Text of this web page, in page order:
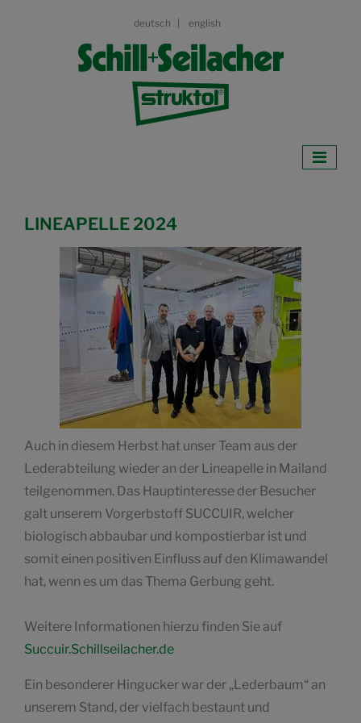
deutsch english
LINEAPELLE 2024
Auch in diesem Herbst hat unser Team aus der
Lederabteilung wieder an der Lineapelle in Mailand
teilgenommen. Das Hauptinteresse der Besucher
galt unserem Vorgerbstoff SUCCUIR, welcher
biologisch abbaubar und kompostierbar ist und
somit einen positiven Einfluss auf den Klimawandel
hat, wenn es um das Thema Gerbung geht.
Weitere Informationen hierzu finden Sie auf
Succuir.Schillseilacher.de
Ein besonderer Hingucker war der „Lederbaum“ an
unserem Stand, der vielfach bestaunt und